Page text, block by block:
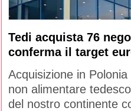
Tedi acquista 76
conferma il target
Acquisizione in Polonia
non alimentare
del nostro continente